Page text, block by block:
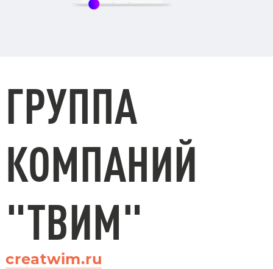
ГРУППА
КОМПАНИЙ
"ТВИМ"
creatwim.ru